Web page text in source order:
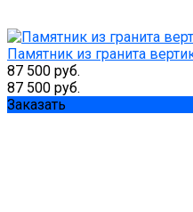
Памятник из гранита
87 500 руб.
87 500 руб.
Заказать